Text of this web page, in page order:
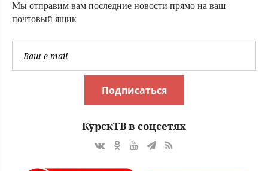
Мы отправим вам последние новости прямо на ваш
почтовый ящик
Подписаться
КурскТВ в соцсетях